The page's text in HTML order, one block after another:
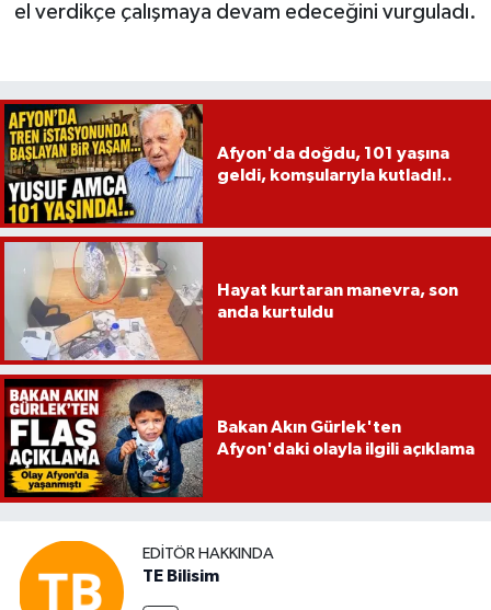
el verdikçe çalışmaya devam edeceğini vurguladı.
Afyon'da doğdu, 101 yaşına
geldi, komşularıyla kutladı!..
Hayat kurtaran manevra, son
anda kurtuldu
Bakan Akın Gürlek'ten
Afyon'daki olayla ilgili açıklama
EDITÖR HAKKINDA
TE Bilisim